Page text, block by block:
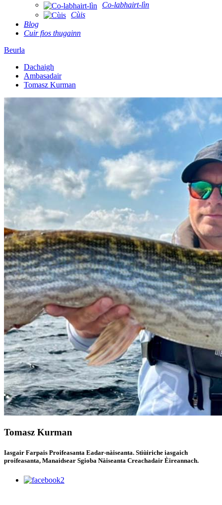
Co-labhairt-lìn
Cùis
Blog
Cuir fios thugainn
Beurla
Dachaigh
Ambasadair
Tomasz Kurman
Tomasz Kurman
Iasgair Farpais Proifeasanta Eadar-nàiseanta. Stiùiriche iasgaich
proifeasanta, Manaidsear Sgioba Nàiseanta Creachadair Èireannach.